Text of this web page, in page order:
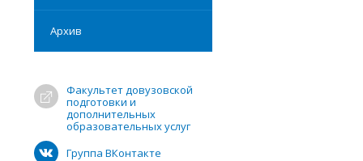
Архив
Факультет довузовской
подготовки и
дополнительных
образовательных услуг
Группа ВКонтакте